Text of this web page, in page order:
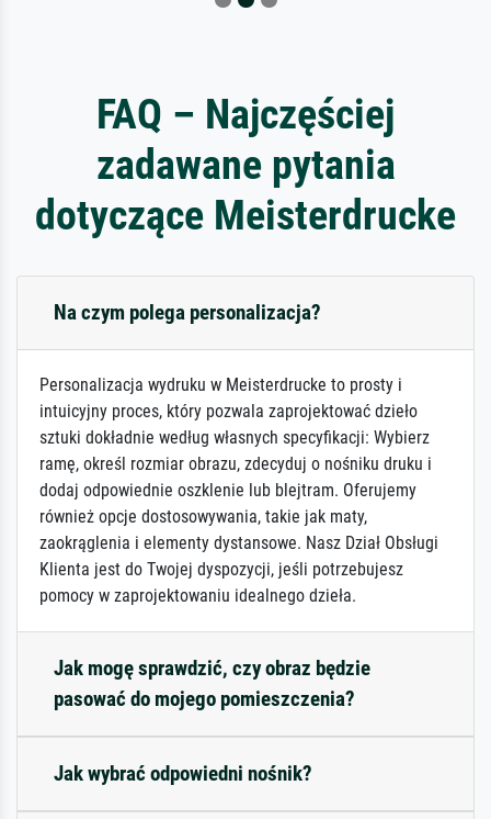
FAQ – Najczęściej
zadawane pytania
dotyczące Meisterdrucke
Na czym polega personalizacja?
Personalizacja wydruku w Meisterdrucke to prosty i
intuicyjny proces, który pozwala zaprojektować dzieło
sztuki dokładnie według własnych specyfikacji: Wybierz
ramę, określ rozmiar obrazu, zdecyduj o nośniku druku i
dodaj odpowiednie oszklenie lub blejtram. Oferujemy
również opcje dostosowywania, takie jak maty,
zaokrąglenia i elementy dystansowe. Nasz Dział Obsługi
Klienta jest do Twojej dyspozycji, jeśli potrzebujesz
pomocy w zaprojektowaniu idealnego dzieła.
Jak mogę sprawdzić, czy obraz będzie
pasować do mojego pomieszczenia?
Jak wybrać odpowiedni nośnik?